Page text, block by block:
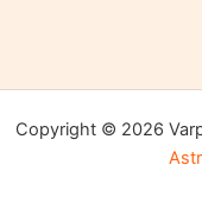
Copyright © 2026